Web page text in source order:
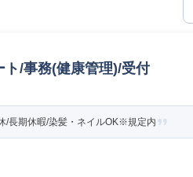
/事務(健康管理)/受付
/長期休暇/染髪・ネイルOK※規定内